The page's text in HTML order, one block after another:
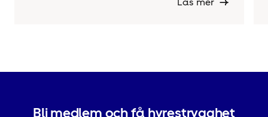
Bli medlem och få hyrestrygghet